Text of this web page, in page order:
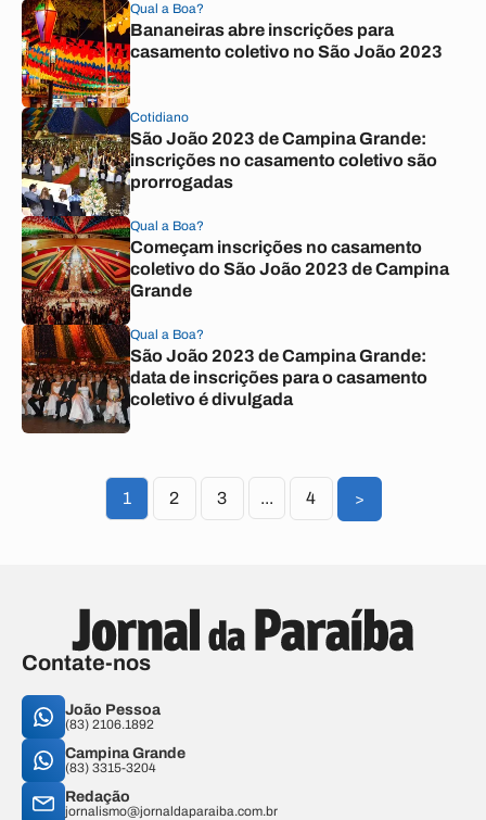
Qual a Boa?
Bananeiras abre inscrições para
casamento coletivo no São João 2023
Cotidiano
São João 2023 de Campina Grande:
inscrições no casamento coletivo são
prorrogadas
Qual a Boa?
Começam inscrições no casamento
coletivo do São João 2023 de Campina
Grande
Qual a Boa?
São João 2023 de Campina Grande:
data de inscrições para o casamento
coletivo é divulgada
1 2 3 ... 4 >
Contate-nos
João Pessoa
(83) 2106.1892
Campina Grande
(83) 3315-3204
Redação
jornalismo@jornaldaparaiba.com.br